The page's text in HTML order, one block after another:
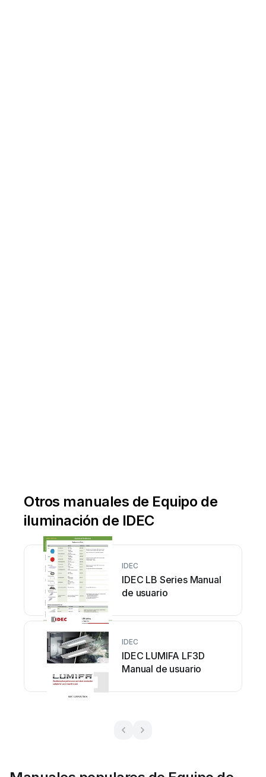
Otros manuales de Equipo de
iluminación de IDEC
IDEC
IDEC LB Series Manual
de usuario
IDEC
IDEC LUMIFA LF3D
Manual de usuario